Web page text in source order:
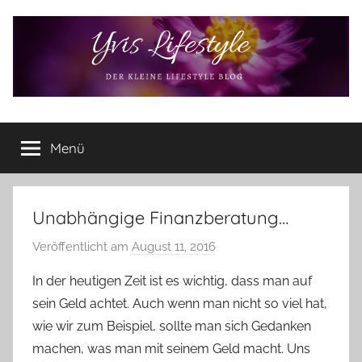
Yvis
Lifestyle
Lifestyle
Blog
–
Lifestyle,
Rezensionen,
Produkttests
vieles
mehr
Menü
Unabhängige Finanzberatung…
Veröffentlicht am August 11, 2016
n
Y
v
o
In der heutigen Zeit ist es wichtig, dass man auf
sein Geld achtet. Auch wenn man nicht so viel hat,
wie wir zum Beispiel, sollte man sich Gedanken
machen, was man mit seinem Geld macht. Uns